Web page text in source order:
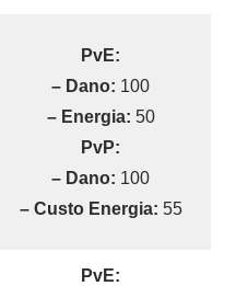
PvE:
– Dano: 100
– Energia: 50
PvP:
– Dano: 100
– Custo Energia: 55
PvE: